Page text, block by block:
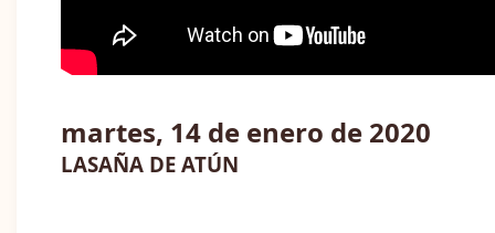
martes, 14 de enero de 2020
LASAÑA DE ATÚN